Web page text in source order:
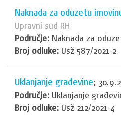
Naknada za oduzetu
Upravni sud RH
Područje: Naknada za
Broj odluke: Usž 587/2021-2
Uklanjanje građevine;
Područje: Uklanjanje
Broj odluke: Usž 212/2021-4